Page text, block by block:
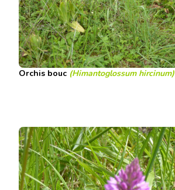
Orchis bouc (Himantoglossum hircinum)